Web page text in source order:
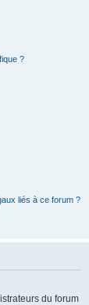
?
liés à ce forum ?
du forum